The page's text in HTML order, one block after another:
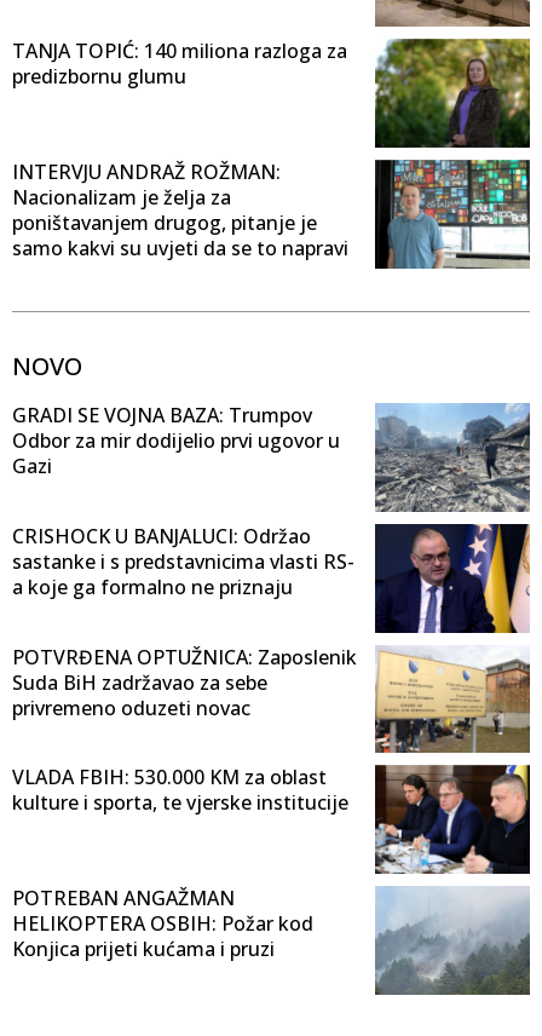
TANJA TOPIĆ: 140 miliona razloga za
predizbornu glumu
INTERVJU ANDRAŽ ROŽMAN:
Nacionalizam je želja za
poništavanjem drugog, pitanje je
samo kakvi su uvjeti da se to napravi
NOVO
GRADI SE VOJNA BAZA: Trumpov
Odbor za mir dodijelio prvi ugovor u
Gazi
CRISHOCK U BANJALUCI: Održao
sastanke i s predstavnicima vlasti RS-
a koje ga formalno ne priznaju
POTVRĐENA OPTUŽNICA: Zaposlenik
Suda BiH zadržavao za sebe
privremeno oduzeti novac
VLADA FBIH: 530.000 KM za oblast
kulture i sporta, te vjerske institucije
POTREBAN ANGAŽMAN
HELIKOPTERA OSBIH: Požar kod
Konjica prijeti kućama i pruzi